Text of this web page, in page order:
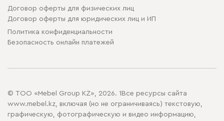
Договор оферты для физических лиц
Договор оферты для юридических лиц и ИП
Политика конфиденциальности
Безопасность онлайн платежей
© ТОО «Mebel Group KZ», 2026. 1Все ресурсы сайта
www.mebel.kz, включая (но не ограничиваясь) текстовую,
графическую, фотографическую и видео информацию,